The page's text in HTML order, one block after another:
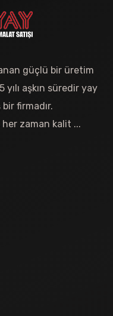
güçlü bir üretim
aşkın süredir yay
firmadır.
zaman kalit ...